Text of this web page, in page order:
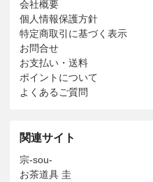
会社概要
個人情報保護方針
特定商取引に基づく表示
お問合せ
お支払い・送料
ポイントについて
よくあるご質問
関連サイト
宗-sou-
お茶道具 圭